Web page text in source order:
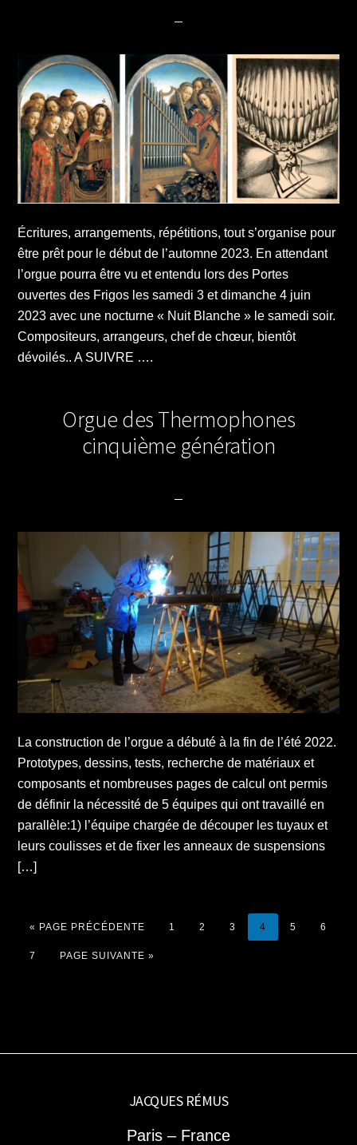
Écritures, arrangements, répétitions, tout s’organise pour
être prêt pour le début de l’automne 2023. En attendant
l’orgue pourra être vu et entendu lors des Portes
ouvertes des Frigos les samedi 3 et dimanche 4 juin
2023 avec une nocturne « Nuit Blanche » le samedi soir.
Compositeurs, arrangeurs, chef de chœur, bientôt
dévoilés.. A SUIVRE ….
Orgue des Thermophones
cinquième génération
La construction de l’orgue a débuté à la fin de l’été 2022.
Prototypes, dessins, tests, recherche de matériaux et
composants et nombreuses pages de calcul ont permis
de définir la nécessité de 5 équipes qui ont travaillé en
parallèle:1) l’équipe chargée de découper les tuyaux et
leurs coulisses et de fixer les anneaux de suspensions
[…]
« À
PAGE PRÉCÉDENTE 1 2 3 4 5
6
7
À
PAGE SUIVANTE »
JACQUES RÉMUS
Paris – France